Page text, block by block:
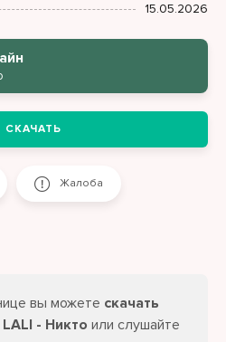
15.05.2026
СКАЧАТЬ
Жалоба
вы можете скачать
- Никто или слушайте